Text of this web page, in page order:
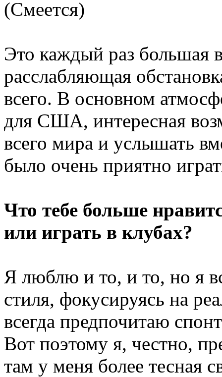
(Смеется)
Это каждый раз большая
расслабляющая
всего. В основном
для США, интересная
всего мира и услышать
было очень приятно
Что тебе больше
или играть в клубах?
Я люблю и то, и то, но я
стиля, фокусируясь на
всегда предпочитаю
Вот поэтому я, честно,
там у меня более тесная